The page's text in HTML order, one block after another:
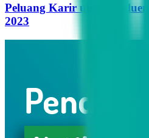
Peluang Karir untuk
2023